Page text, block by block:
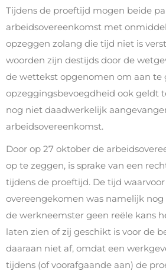
Tijdens de proeftijd mogen beide
arbeidsovereenkomst met
opzeggen zolang die tijd niet is
woorden zijn destijds door de
de wettekst opgenomen om aan te
opzeggingsbevoegdheid ook geldt
nog niet daadwerkelijk
arbeidsovereenkomst.
Door op 27 oktober de
op te zeggen, is sprake van een
tijdens de proeftijd. De tijd
overeengekomen was namelijk
de werkneemster geen reële kans
laten zien of zij geschikt is voor de
daaraan niet af, omdat een
tijdens (of voorafgaande aan) de